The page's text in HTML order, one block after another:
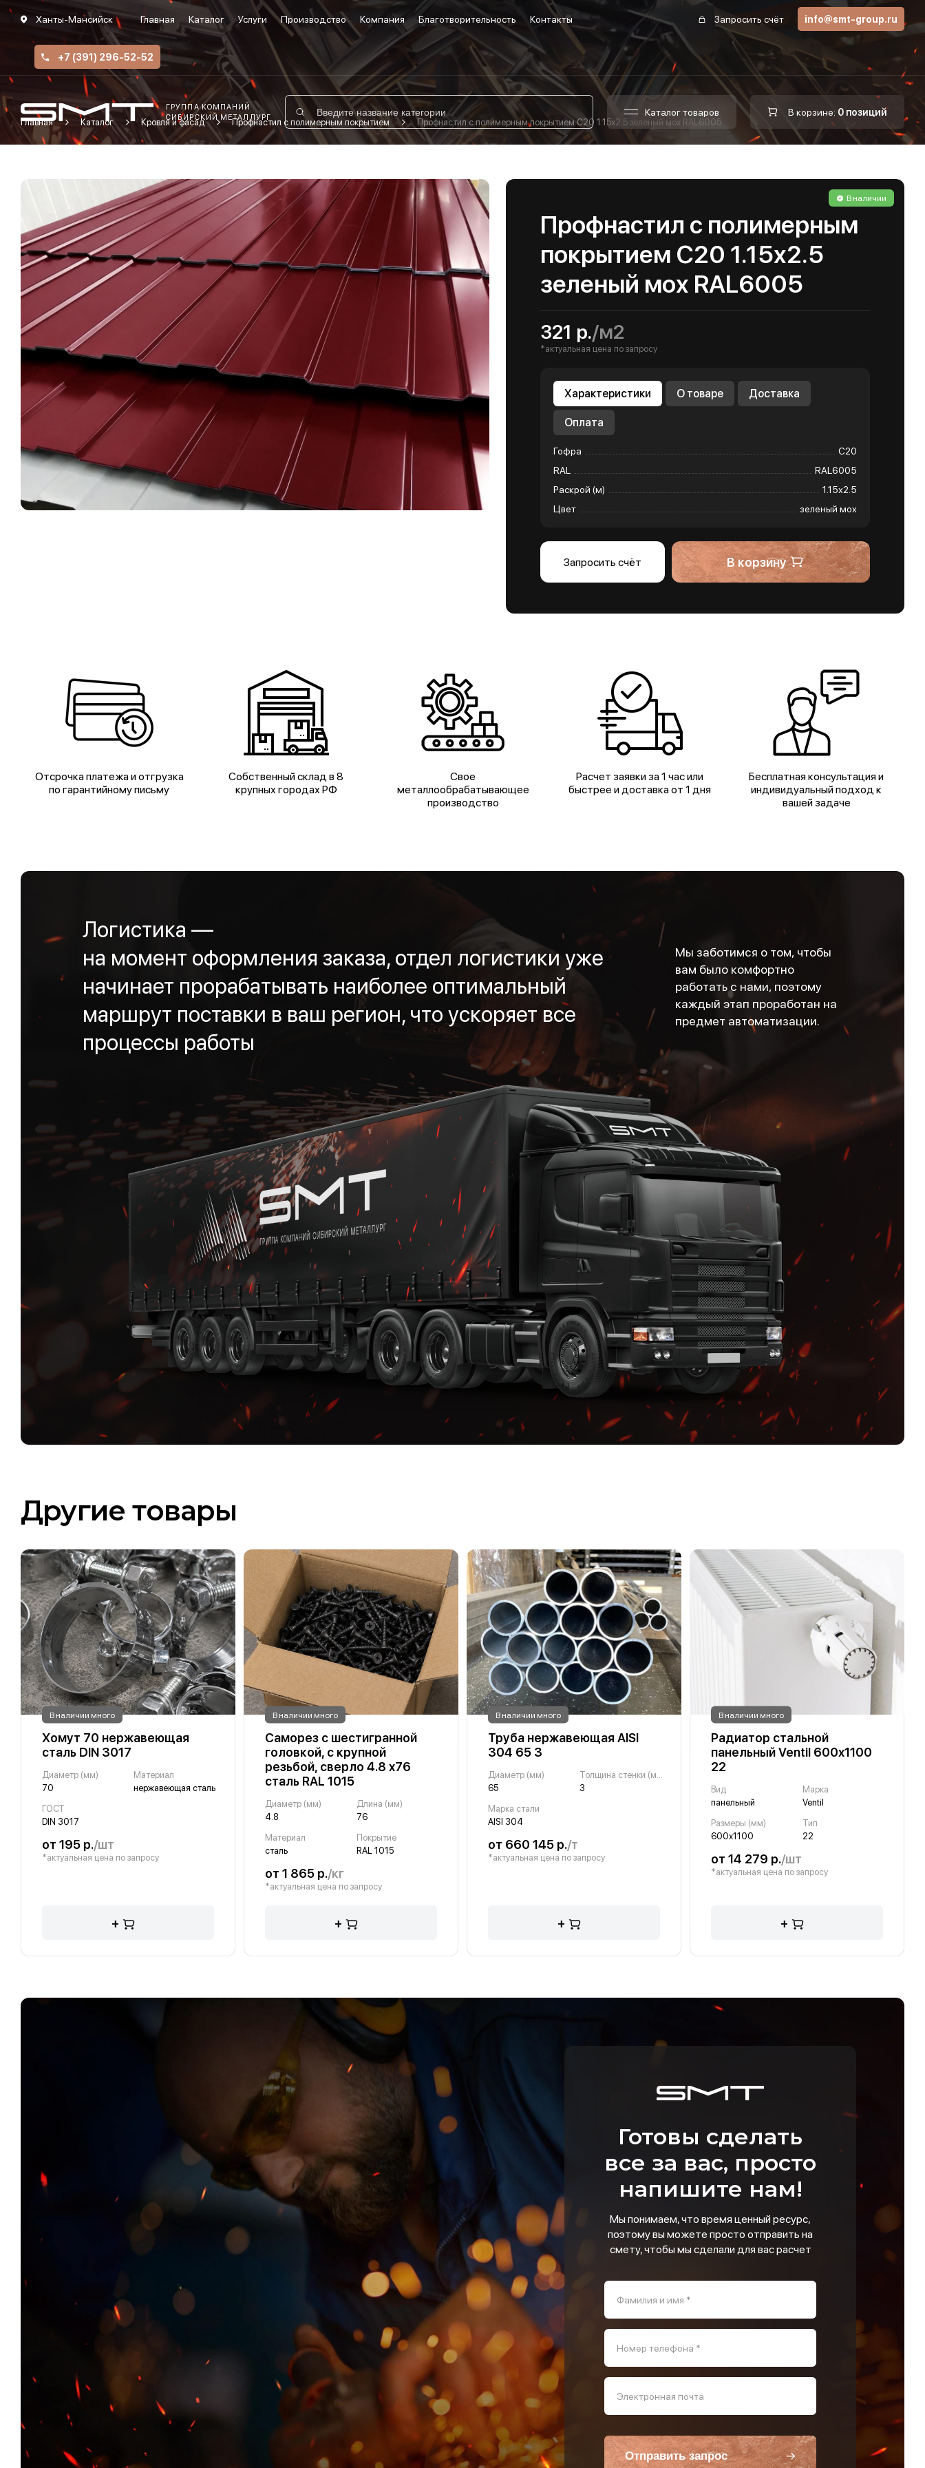
Ханты-Мансийск Главная Каталог Услуги Производство Компания Благотворительность Контакты Запросить счёт info@smt-group.ru
+7 (391) 296-52-52
ГРУППА КОМПАНИЙ
СИБИРСКИЙ МЕТАЛЛУРГ
Каталог товаров В корзине: 0 позиций
Главная Каталог Кровля и фасад Профнастил с полимерным покрытием Профнастил с полимерным покрытием С20 1.15х2.5 зеленый мох RAL6005
В наличии
Профнастил с полимерным
покрытием С20 1.15х2.5
зеленый мох RAL6005
321 р./м2
*актуальная цена по запросу
Характеристики О товаре Доставка
Оплата
Гофра
С20
RAL
RAL6005
Раскрой (м)
1.15х2.5
Цвет
зеленый мох
Запросить счёт В корзину
Отсрочка платежа и отгрузка
по гарантийному письму
Собственный склад в 8
крупных городах РФ
Свое
металлообрабатывающее
производство
Расчет заявки за 1 час или
быстрее и доставка от 1 дня
Бесплатная консультация и
индивидуальный подход к
вашей задаче
Логистика —
на момент оформления заказа, отдел логистики уже
начинает прорабатывать наиболее оптимальный
маршрут поставки в ваш регион, что ускоряет все
процессы работы
Мы заботимся о том, чтобы
вам было комфортно
работать с нами, поэтому
каждый этап проработан на
предмет автоматизации.
Другие товары
В наличии много
Хомут 70 нержавеющая
сталь DIN 3017
Диаметр (мм)
70
Материал
нержавеющая сталь
ГОСТ
DIN 3017
от 195 р./шт
*актуальная цена по запросу
+
В наличии много
Саморез с шестигранной
головкой, с крупной
резьбой, сверло 4.8 х76
сталь RAL 1015
Диаметр (мм)
4.8
Длина (мм)
76
Материал
сталь
Покрытие
RAL 1015
от 1 865 р./кг
*актуальная цена по запросу
+
В наличии много
Труба нержавеющая AISI
304 65 3
Диаметр (мм)
65
Толщина стенки (мм)
3
Марка стали
AISI 304
от 660 145 р./т
*актуальная цена по запросу
+
В наличии много
Радиатор стальной
панельный Ventil 600х1100
22
Вид
панельный
Марка
Ventil
Размеры (мм)
600х1100
Тип
22
от 14 279 р./шт
*актуальная цена по запросу
+
Готовы сделать
все за вас, просто
напишите нам!
Мы понимаем, что время ценный ресурс,
поэтому вы можете просто отправить на
смету, чтобы мы сделали для вас расчет
Фамилия и имя *
Номер телефона *
Электронная почта
Отправить запрос